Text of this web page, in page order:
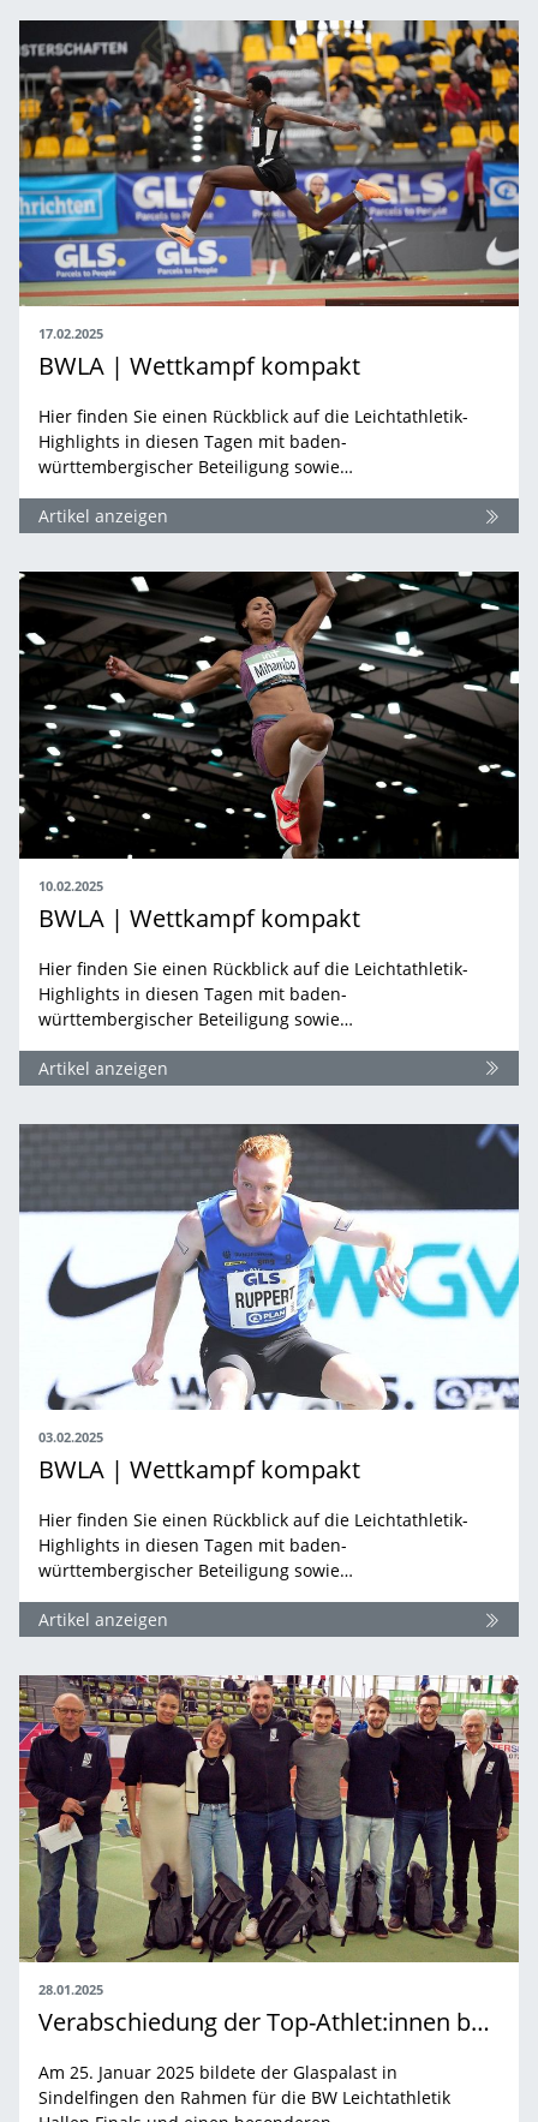
17.02.2025
BWLA | Wettkampf kompakt
Hier finden Sie einen Rückblick auf die Leichtathletik-
Highlights in diesen Tagen mit baden-
württembergischer Beteiligung sowie…
Artikel anzeigen
10.02.2025
BWLA | Wettkampf kompakt
Hier finden Sie einen Rückblick auf die Leichtathletik-
Highlights in diesen Tagen mit baden-
württembergischer Beteiligung sowie…
Artikel anzeigen
03.02.2025
BWLA | Wettkampf kompakt
Hier finden Sie einen Rückblick auf die Leichtathletik-
Highlights in diesen Tagen mit baden-
württembergischer Beteiligung sowie…
Artikel anzeigen
28.01.2025
Verabschiedung der Top-Athlet:innen bei den BW Leichtathletik Hallen-Finals
Am 25. Januar 2025 bildete der Glaspalast in
Sindelfingen den Rahmen für die BW Leichtathletik